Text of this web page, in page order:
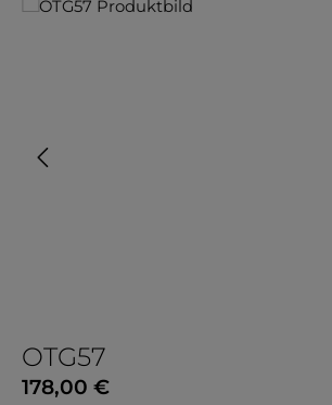
Bildergalerie überspringen
OTG57
Regulärer Preis:
178,00 €